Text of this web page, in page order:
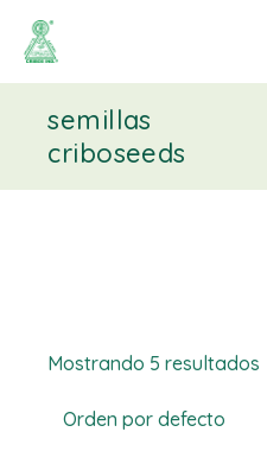
semillas
criboseeds
Mostrando 5 resultados
Orden por defecto